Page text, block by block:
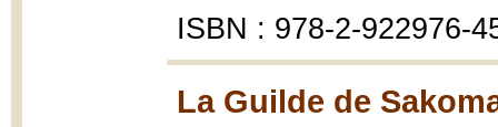
ISBN : 978-2-922976-
La Guilde de